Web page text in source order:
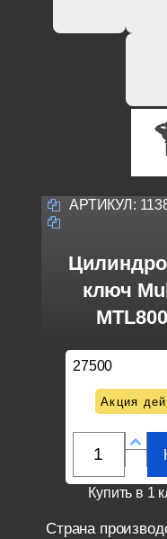
АРТИКУЛ:
ключ
27500
Акция
Купить в 1
Страна